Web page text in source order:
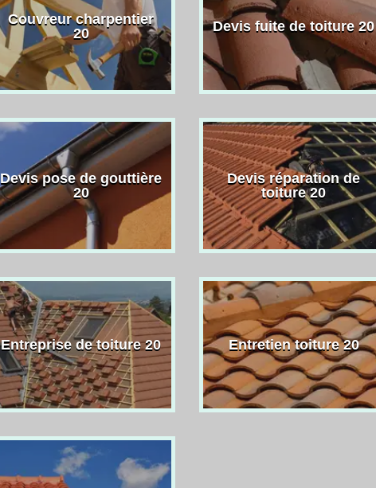
Couvreur charpentier
20
Devis fuite de toiture 20
Devis pose de gouttière
20
Devis réparation de
toiture 20
Entreprise de toiture 20 Entretien toiture 20